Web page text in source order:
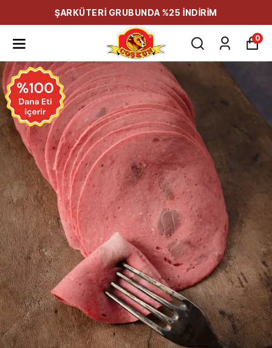
ŞARKÜTERİ GRUBUNDA %25 İNDİRİM
0